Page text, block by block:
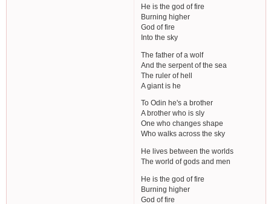
He is the god of fire
Burning higher
God of fire
Into the sky
The father of a wolf
And the serpent of the sea
The ruler of hell
A giant is he
To Odin he's a brother
A brother who is sly
One who changes shape
Who walks across the sky
He lives between the worlds
The world of gods and men
He is the god of fire
Burning higher
God of fire